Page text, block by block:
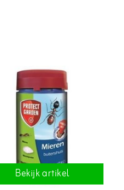
Bekijk artikel